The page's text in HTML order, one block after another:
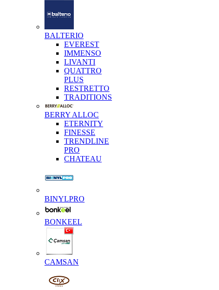
BALTERIO
EVEREST
IMMENSO
LIVANTI
QUATTRO
PLUS
RESTRETTO
TRADITIONS
BERRY ALLOC
ETERNITY
FINESSE
TRENDLINE
PRO
CHATEAU
BINYLPRO
BONKEEL
CAMSAN